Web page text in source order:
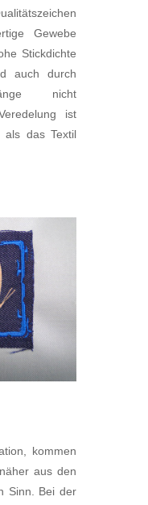
Gewebe
Stickdichte
auch durch
nicht
ist
als das Textil
kommen
aus den
Sinn. Bei der